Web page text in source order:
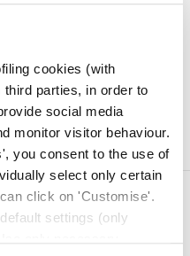
cookies (with
parties, in order to
social media
monitor visitor behaviour.
you consent to the use of
select only certain
click on 'Customise'.
settings (only
per misurare in tutta